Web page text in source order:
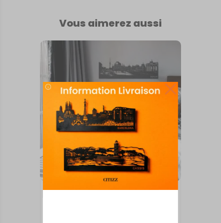
Vous aimerez aussi